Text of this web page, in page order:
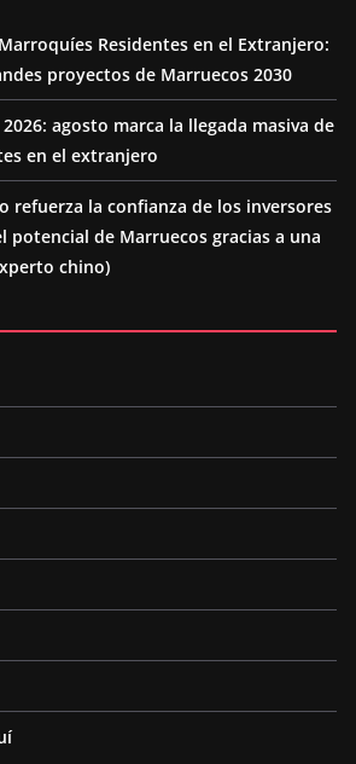
Residentes en el Extranjero:
proyectos de Marruecos 2030
agosto marca la llegada masiva de
en el extranjero
refuerza la confianza de los inversores
potencial de Marruecos gracias a una
chino)